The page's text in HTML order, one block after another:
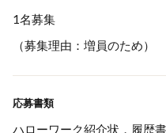
1名募集
（募集理由：増員のため）
応募書類
ハローワーク紹介状，履歴